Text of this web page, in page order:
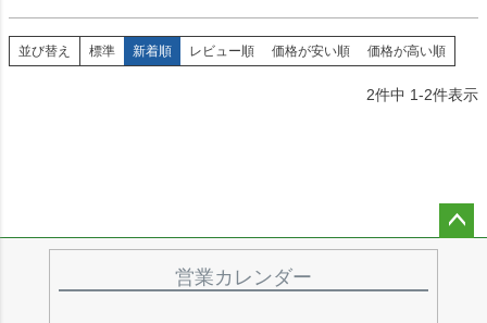
並び替え 標準 新着順 レビュー順 価格が安い順 価格が高い順
2件中 1-2件表示
営業カレンダー